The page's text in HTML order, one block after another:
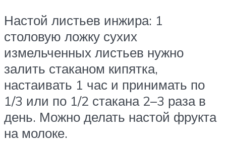
Настой листьев инжира: 1
столовую ложку сухих
измельченных листьев нужно
залить стаканом кипятка,
настаивать 1 час и принимать по
1/3 или по 1/2 стакана 2–3 раза в
день. Можно делать настой фрукта
на молоке.